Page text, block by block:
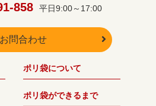
858 平日9:00～17:00
お問合わせ
ポリ袋について
ポリ袋ができるまで